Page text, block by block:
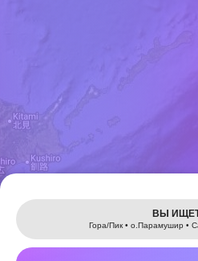
ВЫ
Гора/Пик • о.Парамушир •